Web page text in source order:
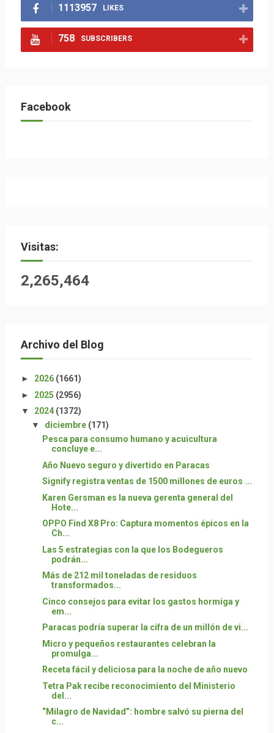
1113957 LIKES
758 SUBSCRIBERS
Facebook
Visitas:
2,265,464
Archivo del Blog
► 2026 (1661)
► 2025 (2956)
▼ 2024 (1372)
▼ diciembre (171)
Pesca para consumo humano y acuicultura
concluye e...
Año Nuevo seguro y divertido en Paracas
Signify registra ventas de 1500 millones de euros ...
Karen Gersman es la nueva gerenta general del
Hote...
OPPO Find X8 Pro: Captura momentos épicos en la
Ch...
Las 5 estrategias con la que los Bodegueros
podrán...
Más de 212 mil toneladas de residuos
transformados...
Cinco consejos para evitar los gastos hormiga y
em...
Paracas podría superar la cifra de un millón de vi...
Micro y pequeños restaurantes celebran la
promulga...
Receta fácil y deliciosa para la noche de año nuevo
Tetra Pak recibe reconocimiento del Ministerio
del...
“Milagro de Navidad”: hombre salvó su pierna del
c...